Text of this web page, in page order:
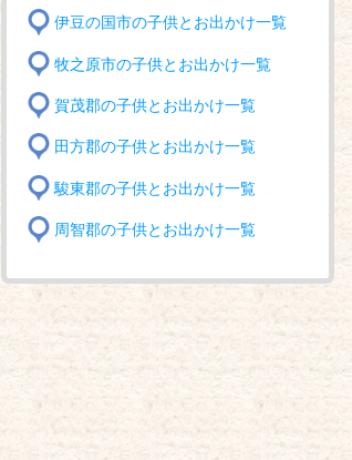
伊豆の国市の子供とお出かけ一覧
牧之原市の子供とお出かけ一覧
賀茂郡の子供とお出かけ一覧
田方郡の子供とお出かけ一覧
駿東郡の子供とお出かけ一覧
周智郡の子供とお出かけ一覧